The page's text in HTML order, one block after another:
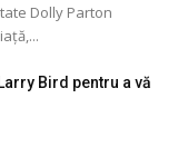
Dolly Parton
Bird pentru a vă